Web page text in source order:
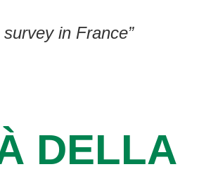
in France”
DELLA